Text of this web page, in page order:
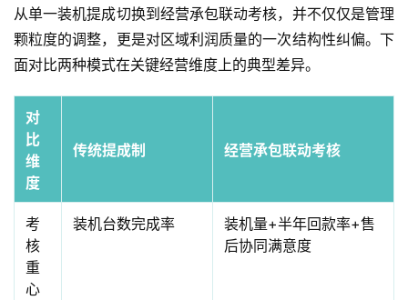
从单一装机提成切换到经营承包联动考核，并不仅仅是管理
颗粒度的调整，更是对区域利润质量的一次结构性纠偏。下
面对比两种模式在关键经营维度上的典型差异。
对
比
维
度
传统提成制 经营承包联动考核
考
核
重
心
装机台数完成率
装机量+半年回款率+售
后协同满意度